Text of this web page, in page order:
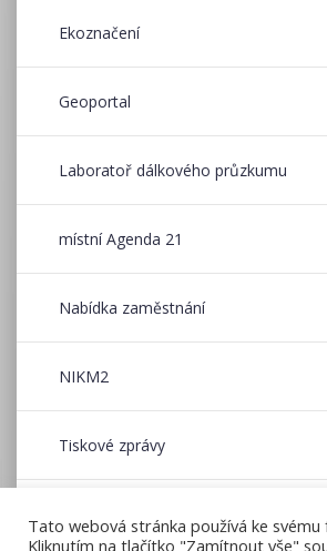
Ekoznačení
Geoportal
Laboratoř dálkového průzkumu
místní Agenda 21
Nabídka zaměstnání
NIKM2
Tiskové zprávy
Tato webová stránka používá ke svému
Kliknutím na tlačítko "Zamítnout vše"